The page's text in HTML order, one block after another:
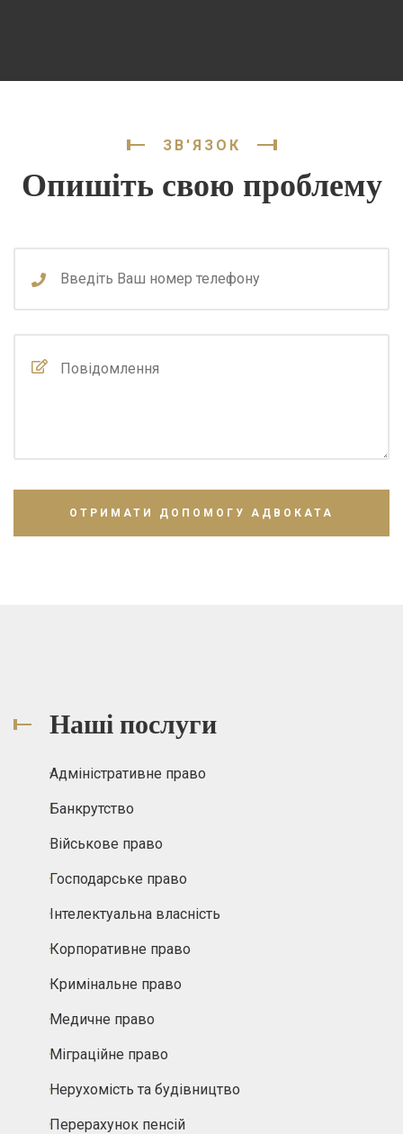
ЗВ'ЯЗОК
Опишіть свою проблему
Наші послуги
Адміністративне право
Банкрутство
Військове право
Господарське право
Інтелектуальна власність
Корпоративне право
Кримінальне право
Медичне право
Міграційне право
Нерухомість та будівництво
Перерахунок пенсій